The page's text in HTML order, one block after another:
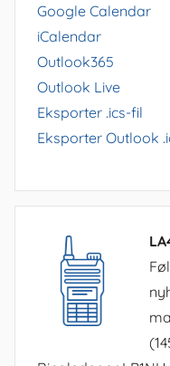
Google Calendar
iCalendar
Outlook365
Outlook Live
Eksporter .ics-fil
Eksporter Outlook